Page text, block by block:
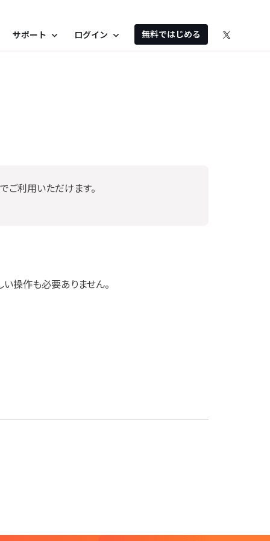
サポート expand_more ログイン expand_more 無料ではじめる
ご利用いただけます。
操作も必要ありません。